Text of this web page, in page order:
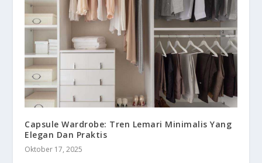
Capsule Wardrobe: Tren Lemari Minimalis Yang
Elegan Dan Praktis
Oktober 17, 2025